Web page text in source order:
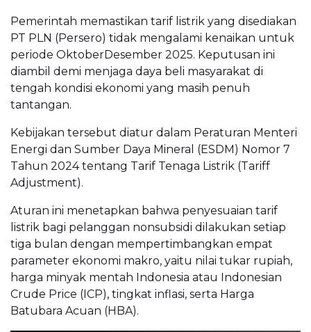
Pemerintah memastikan tarif listrik yang disediakan
PT PLN (Persero) tidak mengalami kenaikan untuk
periode OktoberDesember 2025. Keputusan ini
diambil demi menjaga daya beli masyarakat di
tengah kondisi ekonomi yang masih penuh
tantangan.
Kebijakan tersebut diatur dalam Peraturan Menteri
Energi dan Sumber Daya Mineral (ESDM) Nomor 7
Tahun 2024 tentang Tarif Tenaga Listrik (Tariff
Adjustment).
Aturan ini menetapkan bahwa penyesuaian tarif
listrik bagi pelanggan nonsubsidi dilakukan setiap
tiga bulan dengan mempertimbangkan empat
parameter ekonomi makro, yaitu nilai tukar rupiah,
harga minyak mentah Indonesia atau Indonesian
Crude Price (ICP), tingkat inflasi, serta Harga
Batubara Acuan (HBA).